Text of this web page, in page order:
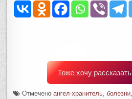
Тоже хочу
Отмеченоангел-хранитель,болезни